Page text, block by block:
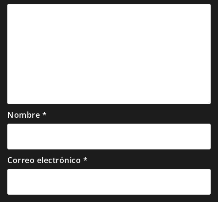
Nombre *
Correo electrónico *